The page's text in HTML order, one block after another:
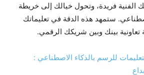
الفنية فريدة، وتحول خيالك إلى خريطة
ستمهد هذه الدقة في تعليماتك
تعاونية بينك وبين شريكك الرقمي.
للرسم بالذكاء الاصطناعي :